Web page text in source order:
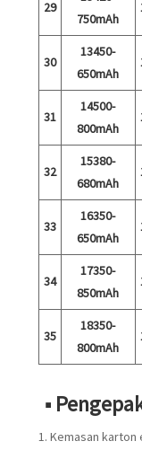
29
750mAh
30
13450-
650mAh
31
14500-
800mAh
32
15380-
680mAh
33
16350-
650mAh
34
17350-
850mAh
35
18350-
800mAh
■
1. Kemasan